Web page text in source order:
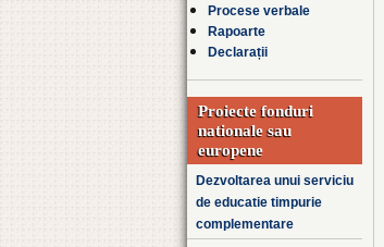
Procese verbale
Rapoarte
Declarații
Proiecte fonduri
nationale sau
europene
Dezvoltarea unui serviciu
de educatie timpurie
complementare